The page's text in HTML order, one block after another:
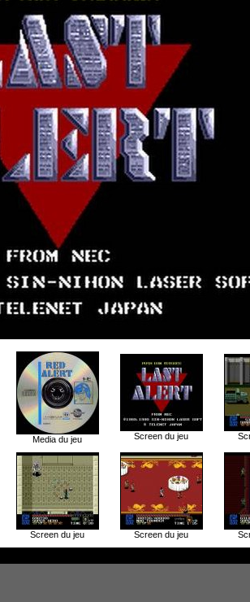
Media du jeu Screen du jeu
Screen du jeu Screen du jeu